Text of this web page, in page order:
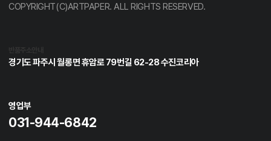
COPYRIGHT(C)ARTPAPER. ALL RIGHTS RESERVED.
경기도 파주시 월롱면 휴암로 79번길 62-28 수진코리아
영업부
031-944-6842